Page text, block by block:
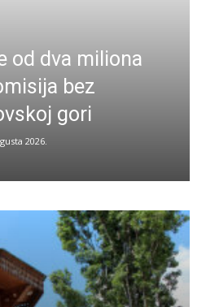
od dva miliona
bez
gori
2026.